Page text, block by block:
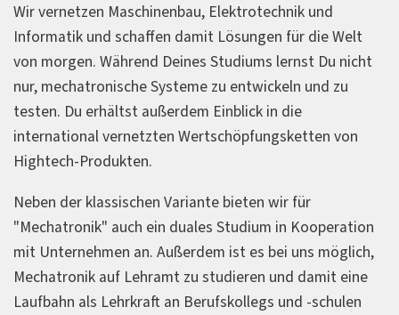
Wir vernetzen Maschinenbau, Elektrotechnik und
Informatik und schaffen damit Lösungen für die Welt
von morgen. Während Deines Studiums lernst Du nicht
nur, mechatronische Systeme zu entwickeln und zu
testen. Du erhältst außerdem Einblick in die
international vernetzten Wertschöpfungsketten von
Hightech-Produkten.
Neben der klassischen Variante bieten wir für
"Mechatronik" auch ein duales Studium in Kooperation
mit Unternehmen an. Außerdem ist es bei uns möglich,
Mechatronik auf Lehramt zu studieren und damit eine
Laufbahn als Lehrkraft an Berufskollegs und -schulen